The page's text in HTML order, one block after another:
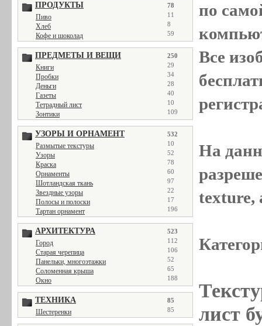
ПРОДУКТЫ 78
Пиво 11
Хлеб 8
Кофе и шоколад 59
ПРЕДМЕТЫ И ВЕЩИ 250
Книги 29
Пробки 34
Деньги 28
Газеты 40
Тетрадный лист 10
Зонтики 109
УЗОРЫ И ОРНАМЕНТ 532
Размытые текстуры 10
Узоры 52
Краска 78
Орнаменты 60
Шотландская ткань 97
Звездные узоры 22
Полосы и полоски 17
Тартан орнамент 196
АРХИТЕКТУРА 523
Город 112
Старая черепица 106
Панельки, многоэтажки 52
Соломенная крыша 65
Окно 188
ТЕХНИКА 85
Шестеренки 85
по
Все
На
texture,
лист